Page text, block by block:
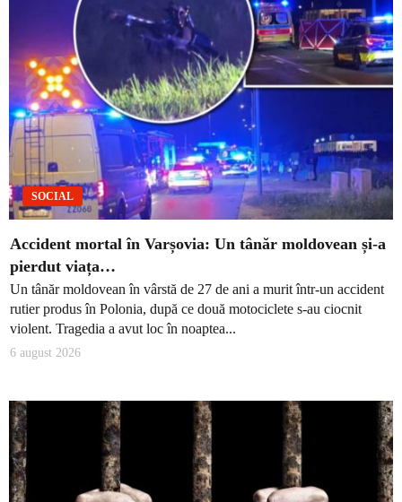
SOCIAL
Accident mortal în Varșovia: Un tânăr moldovean și-a
pierdut viața…
Un tânăr moldovean în vârstă de 27 de ani a murit într-un accident
rutier produs în Polonia, după ce două motociclete s-au ciocnit
violent. Tragedia a avut loc în noaptea...
6 august 2026